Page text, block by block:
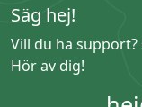
Säg hej!
Vill du ha
Hör av dig!